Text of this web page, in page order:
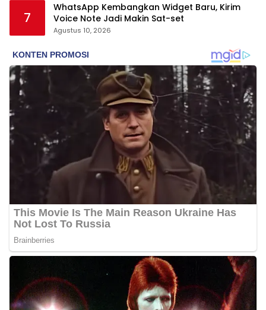
7
WhatsApp Kembangkan Widget Baru, Kirim
Voice Note Jadi Makin Sat-set
Agustus 10, 2026